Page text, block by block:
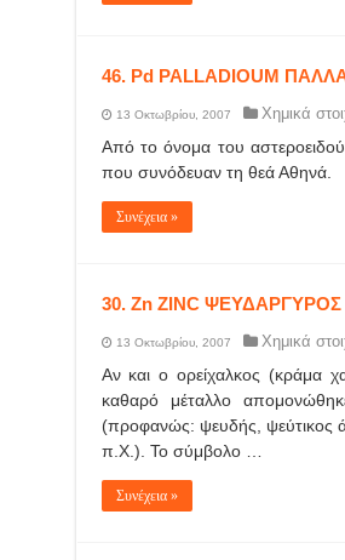
46. Pd PALLADIOUM
13 Οκτωβρίου, 2007 Χημικά
Από το όνομα του
που συνόδευαν τη θεά Αθηνά.
Συνέχεια »
30. Zn ZINC ΨΕΥΔΑΡΓΥΡΟΣ
13 Οκτωβρίου, 2007 Χημικά
Αν και ο ορείχαλκος (κράμα
καθαρό μέταλλο
(προφανώς: ψευδής, ψεύτικος
π.Χ.). Το σύμβολο …
Συνέχεια »